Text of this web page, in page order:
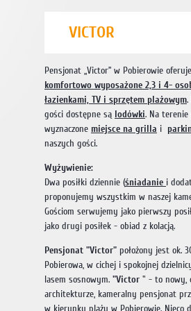
VICTOR
Pensjonat „Victor” w Pobierowie
komfortowo wyposażone 2,3 i 4-
łazienkami, TV i sprzętem plażowym.
gości dostępne są lodówki. Na
wyznaczone miejsce na grilla i
naszych gości.
Wyżywienie:
Dwa posiłki dziennie (śniadanie i
proponujemy wszystkim w naszej
Gościom serwujemy jako pierwszy
jako drugi posiłek - obiad z kolacją.
Pensjonat "Victor" położony jest ok.
Pobierowa, w cichej i spokojnej
lasem sosnowym. "Victor " - to nowy,
architekturze, kameralny pensjonat
w kierunku plaży w Pobierowie. Nieco